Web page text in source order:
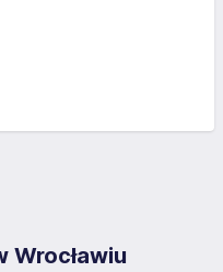
Wrocławiu